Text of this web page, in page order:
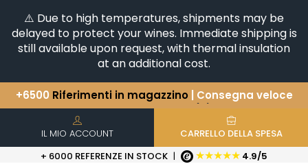
⚠️ Due to high temperatures, shipments may be
delayed to protect your wines. Immediate shipping is
still available upon request, with thermal insulation
at an additional cost.
Avete una domanda?+33(0)345812020
Scopri la nostra selezione di
Riferimenti in magazzino | Consegna veloce
IL MIO ACCOUNT
CARRELLO DELLA SPESA
+ 6000 REFERENZE IN STOCK | ★★★★★ 4.9/5